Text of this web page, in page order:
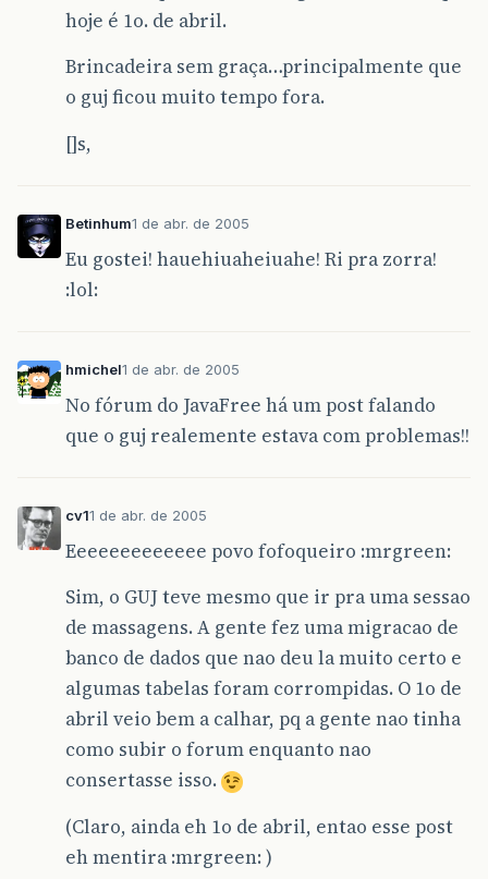
hoje é 1o. de abril.
Brincadeira sem graça…principalmente que
o guj ficou muito tempo fora.
[]s,
Betinhum1 de abr. de 2005
Eu gostei! hauehiuaheiuahe! Ri pra zorra!
:lol:
hmichel1 de abr. de 2005
No fórum do JavaFree há um post falando
que o guj realemente estava com problemas!!
cv11 de abr. de 2005
Eeeeeeeeeeeee povo fofoqueiro :mrgreen:
Sim, o GUJ teve mesmo que ir pra uma sessao
de massagens. A gente fez uma migracao de
banco de dados que nao deu la muito certo e
algumas tabelas foram corrompidas. O 1o de
abril veio bem a calhar, pq a gente nao tinha
como subir o forum enquanto nao
consertasse isso.
(Claro, ainda eh 1o de abril, entao esse post
eh mentira :mrgreen: )